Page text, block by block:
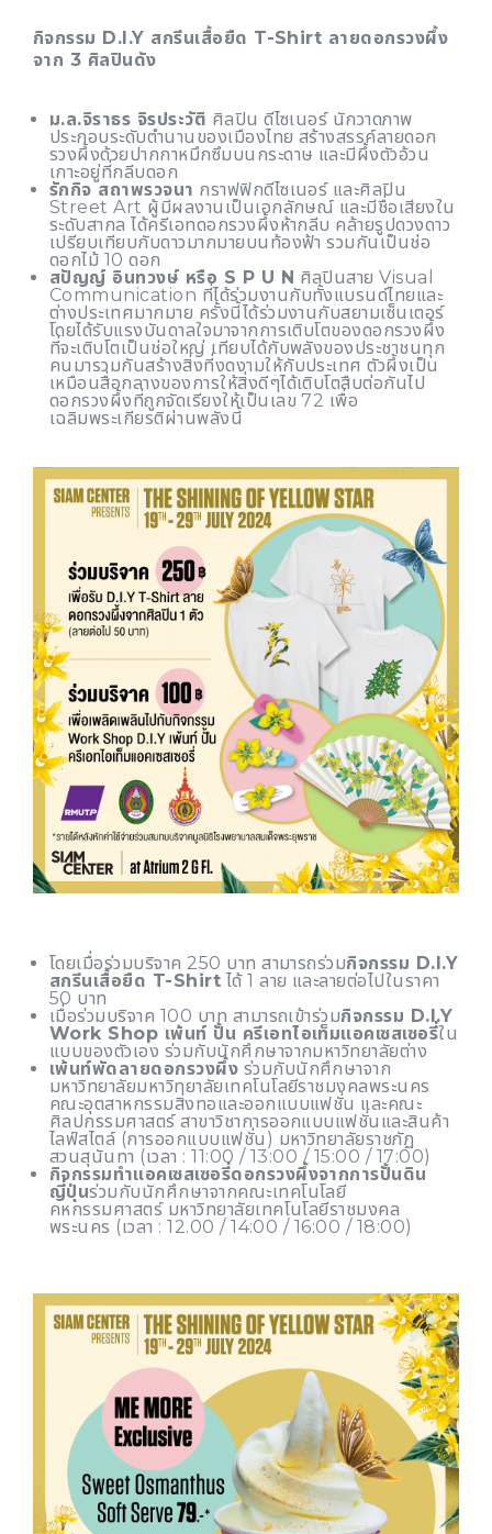
กิจกรรม D.I.Y สกรีนเสื้อยืด T-Shirt ลายดอกรวงผึ้ง
จาก 3 ศิลปินดัง
ม.ล.จิราธร จิรประวัติ ศิลปิน ดีไซเนอร์ นักวาดภาพ
ประกอบระดับตำนานของเมืองไทย สร้างสรรค์ลายดอก
รวงผึ้งด้วยปากกาหมึกซึมบนกระดาษ และมีผึ้งตัวอ้วน
เกาะอยู่ที่กลีบดอก
รักกิจ สถาพรวจนา กราฟฟิกดีไซเนอร์ และศิลปิน
Street Art ผู้มีผลงานเป็นเอกลักษณ์ และมีชื่อเสียงใน
ระดับสากล ได้ครีเอทดอกรวงผึ้งห้ากลีบ คล้ายรูปดวงดาว
เปรียบเทียบกับดาวมากมายบนท้องฟ้า รวมกันเป็นช่อ
ดอกไม้ 10 ดอก
สปัญญ์ อินทวงษ์ หรือ S P U N ศิลปินสาย Visual
Communication ที่ได้ร่วมงานกับทั้งแบรนด์ไทยและ
ต่างประเทศมากมาย ครั้งนี้ได้ร่วมงานกับสยามเซ็นเตอร์
โดยได้รับแรงบันดาลใจมาจากการเติบโตของดอกรวงผึ้ง
ที่จะเติบโตเป็นช่อใหญ่ เทียบได้กับพลังของประชาชนทุก
คนมารวมกันสร้างสิ่งที่งดงามให้กับประเทศ ตัวผึ้งเป็น
เหมือนสื่อกลางของการให้สิ่งดีๆได้เติบโตสืบต่อกันไป
ดอกรวงผึ้งที่ถูกจัดเรียงให้เป็นเลข 72 เพื่อ
เฉลิมพระเกียรติผ่านพลังนี้
โดยเมื่อร่วมบริจาค 250 บาท สามารถร่วมกิจกรรม D.I.Y
สกรีนเสื้อยืด T-Shirt ได้ 1 ลาย และลายต่อไปในราคา
50 บาท
เมื่อร่วมบริจาค 100 บาท สามารถเข้าร่วมกิจกรรม D.I.Y
Work Shop เพ้นท์ ปั้น ครีเอทไอเท็มแอคเซสเซอรี่ใน
แบบของตัวเอง ร่วมกับนักศึกษาจากมหาวิทยาลัยต่าง
เพ้นท์พัดลายดอกรวงผึ้ง ร่วมกับนักศึกษาจาก
มหาวิทยาลัยมหาวิทยาลัยเทคโนโลยีราชมงคลพระนคร
คณะอุตสาหกรรมสิ่งทอและออกแบบแฟชั่น และคณะ
ศิลปกรรมศาสตร์ สาขาวิชาการออกแบบแฟชั่นและสินค้า
ไลฟ์สไตล์ (การออกแบบแฟชั่น) มหาวิทยาลัยราชภัฏ
สวนสุนันทา (เวลา : 11:00 / 13:00 / 15:00 / 17:00)
กิจกรรมทำแอคเซสเซอรี่ดอกรวงผึ้งจากการปั้นดิน
ญี่ปุ่นร่วมกับนักศึกษาจากคณะเทคโนโลยี
คหกรรมศาสตร์ มหาวิทยาลัยเทคโนโลยีราชมงคล
พระนคร (เวลา : 12.00 / 14:00 / 16:00 / 18:00)